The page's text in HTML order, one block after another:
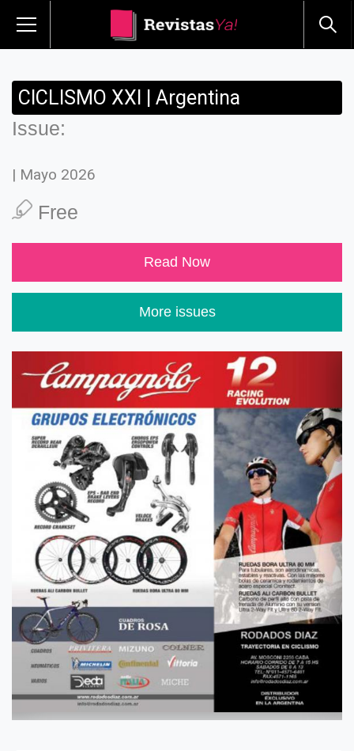
CICLISMO XXI | Argentina
Issue:
| Mayo 2026
Free
Read Now
More issues